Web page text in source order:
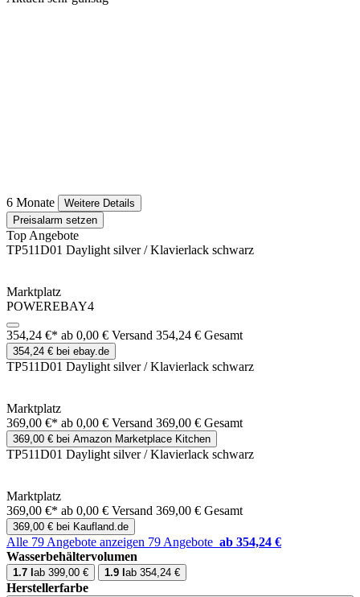
6 Monate
Weitere Details
Preisalarm setzen
Top Angebote
TP511D01 Daylight silver / Klavierlack schwarz
Marktplatz
POWEREBAY4
354,24 €* ab 0,00 € Versand 354,24 € Gesamt
354,24 € bei ebay.de
TP511D01 Daylight silver / Klavierlack schwarz
Marktplatz
369,00 €* ab 0,00 € Versand 369,00 € Gesamt
369,00 € bei Amazon Marketplace Kitchen
TP511D01 Daylight silver / Klavierlack schwarz
Marktplatz
369,00 €* ab 0,00 € Versand 369,00 € Gesamt
369,00 € bei Kaufland.de
Alle 79 Angebote anzeigen 79 Angebote ab 354,24 €
Wasserbehältervolumen
1.7 l ab 399,00 € 1.9 l ab 354,24 €
Herstellerfarbe